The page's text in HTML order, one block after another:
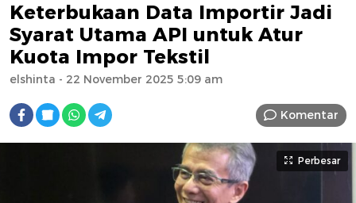
Keterbukaan Data Importir Jadi
Syarat Utama API untuk Atur
Kuota Impor Tekstil
elshinta - 22 November 2025 5:09 am
Komentar
Perbesar